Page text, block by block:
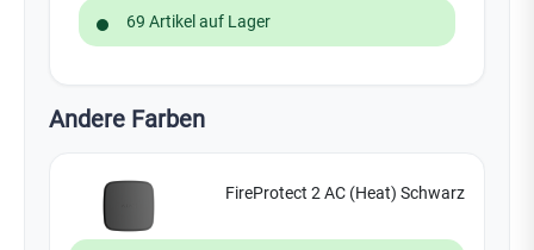
69 Artikel auf Lager
Andere Farben
FireProtect 2 AC (Heat) Schwarz